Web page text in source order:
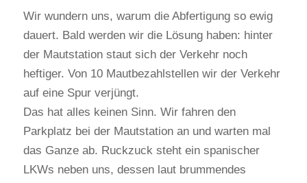
Wir wundern uns, warum die Abfertigung so ewig
dauert. Bald werden wir die Lösung haben: hinter
der Mautstation staut sich der Verkehr noch
heftiger. Von 10 Mautbezahlstellen wir der Verkehr
auf eine Spur verjüngt.
Das hat alles keinen Sinn. Wir fahren den
Parkplatz bei der Mautstation an und warten mal
das Ganze ab. Ruckzuck steht ein spanischer
LKWs neben uns, dessen laut brummendes